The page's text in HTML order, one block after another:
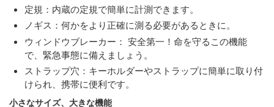
定規：内蔵の定規で簡単に計測できます。
ノギス：何かをより正確に測る必要があるときに。
ウィンドウブレーカー： 安全第一！命を守るこの機能
で、緊急事態に備えましょう。
ストラップ穴：キーホルダーやストラップに簡単に取り付
けられ、携帯に便利です。
小さなサイズ、大きな機能